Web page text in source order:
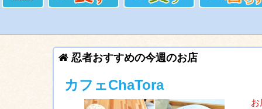
忍者おすすめの今週のお店
カフェChaTora
お